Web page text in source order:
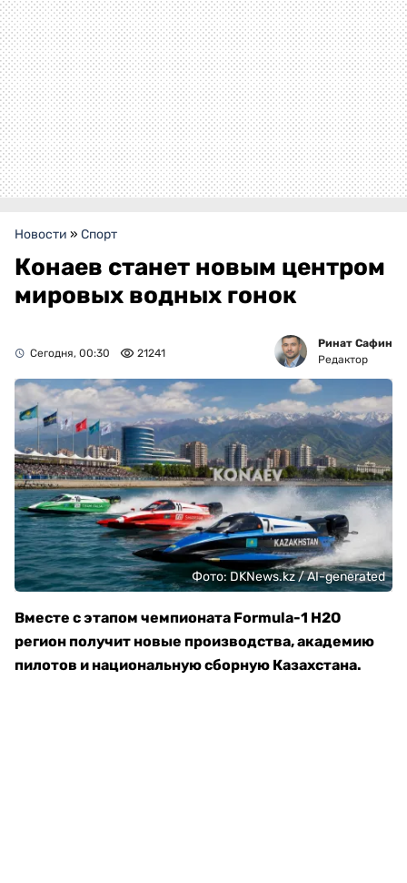
Новости » Спорт
Конаев станет новым центром
мировых водных гонок
Сегодня, 00:30 21241
Ринат Сафин
Редактор
Фото: DKNews.kz / AI-generated
Вместе с этапом чемпионата Formula-1 H2O
регион получит новые производства, академию
пилотов и национальную сборную Казахстана.